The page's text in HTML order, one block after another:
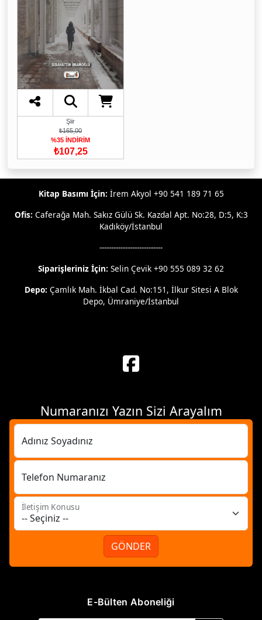
Şiir
₺165,00
%35 İNDİRİM
₺107,25
Kitap Basımı İçin: İrem Akyol +90 541 189 71 65
Ofis: Caferağa Mah. Sakız Gülü Sk. Kazdal Apt. No:28, D:5, K:3
Kadıköy/İstanbul
---------------------------
Siparişleriniz İçin: Selin Çevik +90 555 089 32 62
Depo: Çamlık Mah. İkbal Cad. No:151, İlkur Sitesi A Blok
Depo, Ümraniye/İstanbul
Numaranızı Yazın Sizi Arayalım
Adınız Soyadınız
Telefon Numaranız
İletişim Konusu
GÖNDER
E-Bülten Aboneliği